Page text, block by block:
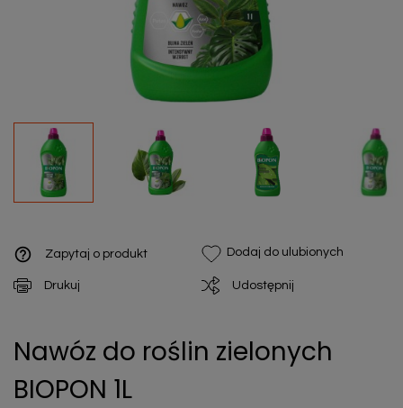
help_outline Zapytaj o produkt Dodaj do ulubionych
Drukuj Udostępnij
Nawóz do roślin zielonych
BIOPON 1L